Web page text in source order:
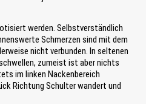
werden. Selbstverständlich
Schmerzen sind mit dem
nicht verbunden. In seltenen
zumeist ist aber nichts
im linken Nackenbereich
Richtung Schulter wandert und